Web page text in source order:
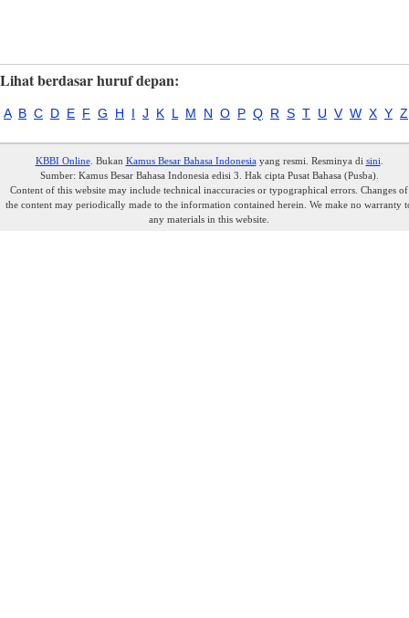
Lihat berdasar huruf depan:
A B C D E F G H I J K L M N O P Q R S T U V W X Y Z
KBBI Online. Bukan Kamus Besar Bahasa Indonesiayang resmi. Resminya di sini
Sumber: Kamus Besar Bahasa Indonesia edisi 3. Hak cipta Pusat Bahasa (Pusba).
Content of this website may include technical inaccuracies or typographical errors. Changes of
the content may periodically made to the information contained herein. We make no warranty
any materials in this website.